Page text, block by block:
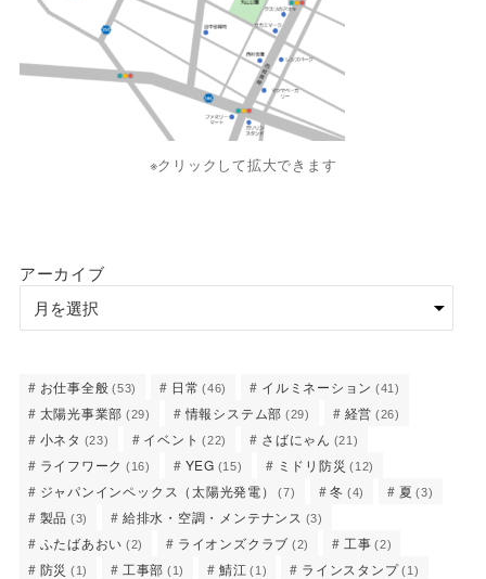
※クリックして拡大できます
アーカイブ
お仕事全般 (53) 日常 (46) イルミネーション (41)
太陽光事業部 (29) 情報システム部 (29) 経営 (26)
小ネタ (23) イベント (22) さばにゃん (21)
ライフワーク (16) YEG (15) ミドリ防災 (12)
ジャパンインペックス（太陽光発電） (7) 冬 (4) 夏 (3)
製品 (3) 給排水・空調・メンテナンス (3)
ふたばあおい (2) ライオンズクラブ (2) 工事 (2)
防災 (1) 工事部 (1) 鯖江 (1) ラインスタンプ (1)